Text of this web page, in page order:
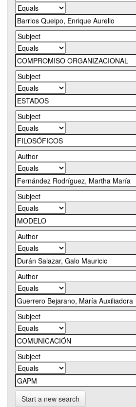
Start a new search